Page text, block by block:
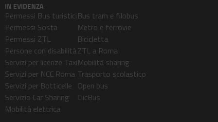
IN EVIDENZA
Permessi Bus turistici
Permessi Sosta
Permessi ZTL
Persone con disabilità
Servizi per licenze Taxi
Servizi per NCC Roma
Servizi per Botticelle
Servizio Car Sharing
Mobilità elettrica
Bus tram e filobus
Metro e ferrovie
Bicicletta
ZTL a Roma
Mobilità sharing
Trasporto scolastico
Open bus
ClicBus